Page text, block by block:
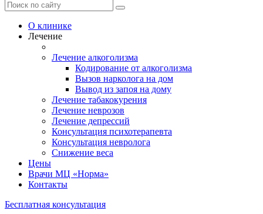
О клинике
Лечение
Лечение алкоголизма
Кодирование от алкоголизма
Вызов нарколога на дом
Вывод из запоя на дому
Лечение табакокурения
Лечение неврозов
Лечение депрессий
Консультация психотерапевта
Консультация невролога
Снижение веса
Цены
Врачи МЦ «Норма»
Контакты
Бесплатная консультация